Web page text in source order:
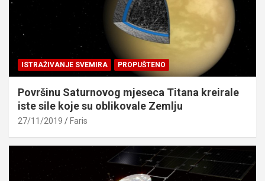
ISTRAŽIVANJE SVEMIRA PROPUŠTENO
Površinu Saturnovog mjeseca Titana kreirale
iste sile koje su oblikovale Zemlju
27/11/2019 Faris